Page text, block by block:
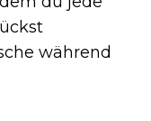
während